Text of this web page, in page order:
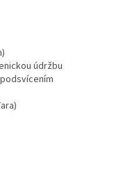
údržbu